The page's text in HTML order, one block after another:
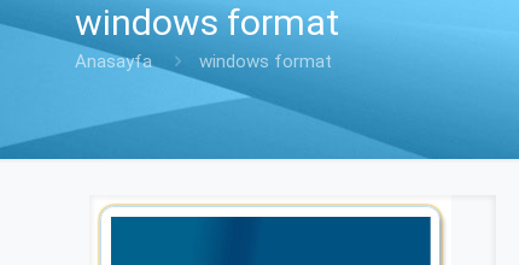
windows format
Anasayfa windows format